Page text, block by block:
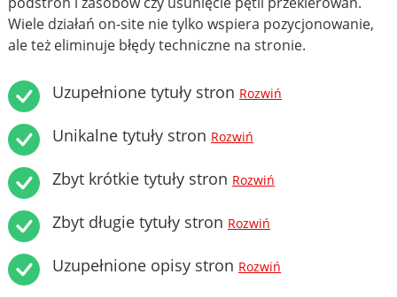
Wiele działań on-site nie tylko wspiera pozycjonowanie,
ale też eliminuje błędy techniczne na stronie.
Uzupełnione tytuły stron Rozwiń
Unikalne tytuły stron Rozwiń
Zbyt krótkie tytuły stron Rozwiń
Zbyt długie tytuły stron Rozwiń
Uzupełnione opisy stron Rozwiń